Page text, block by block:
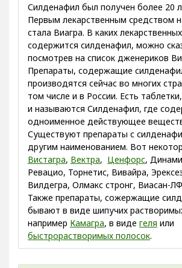
Силденафил был получен более 20
Первым лекарственным средством
стала Виагра. В каких
содержится силденафил, можно
посмотрев на список дженериков
Препараты, содержащие
производятся сейчас во многих
том числе и в России. Есть
и называются Силденафил, где
одноименное действующее
Существуют препараты с
другим наименованием. Вот
Вистагра, Вектра, Ценфорс,
Ревацио, Торнетис, Вивайра,
Вилдегра, Олмакс стронг, Виасан-
Также препараты, сожержащие
бывают в виде шипучих
например Камагра, в виде геля или
быстрорастворимых полосок.